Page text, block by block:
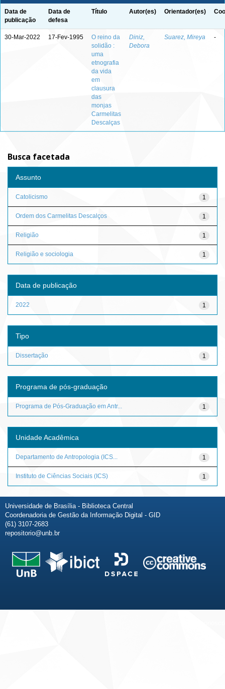
Data de
publicação
Data de
defesa
Título Autor(es) Orientador(es)
30-Mar-2022 17-Fev-1995
O reino da
solidão :
uma
etnografia
da vida
em
clausura
das
monjas
Carmelitas
Descalças
Diniz,
Debora
Suarez, Mireya -
Busca facetada
Assunto
1
Catolicismo
1
Ordem dos Carmelitas Descalços
1
Religião
1
Religião e sociologia
Data de publicação
1
2022
Tipo
1
Dissertação
Programa de pós-graduação
1
Programa de Pós-Graduação em Antr...
Unidade Acadêmica
1
Departamento de Antropologia (ICS...
1
Instituto de Ciências Sociais (ICS)
Universidade de Brasília - Biblioteca Central
Coordenadoria de Gestão da Informação Digital - GID
(61) 3107-2683
repositorio@unb.br